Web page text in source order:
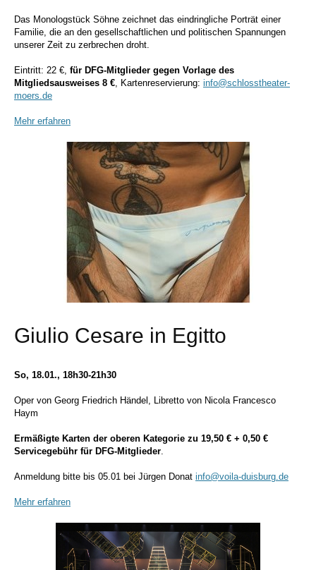
Das Monologstück Söhne zeichnet das eindringliche Porträt einer
Familie, die an den gesellschaftlichen und politischen Spannungen
unserer Zeit zu zerbrechen droht.
Eintritt: 22 €, für DFG-Mitglieder gegen Vorlage des
Mitgliedsausweises 8 €, Kartenreservierung: info@schlosstheater-
moers.de
Mehr erfahren
Giulio Cesare in Egitto
So, 18.01., 18h30-21h30
Oper von Georg Friedrich Händel, Libretto von Nicola Francesco
Haym
Ermäßigte Karten der oberen Kategorie zu 19,50 € + 0,50 €
Servicegebühr für DFG-Mitglieder.
Anmeldung bitte bis 05.01 bei Jürgen Donat info@voila-duisburg.de
Mehr erfahren